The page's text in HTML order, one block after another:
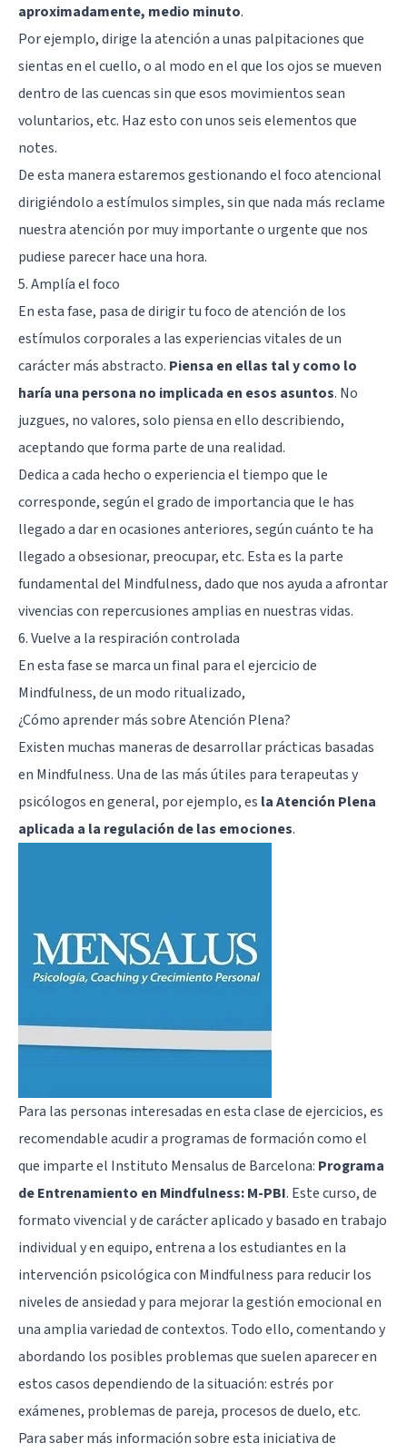
aproximadamente, medio minuto.
Por ejemplo, dirige la atención a unas palpitaciones que
sientas en el cuello, o al modo en el que los ojos se mueven
dentro de las cuencas sin que esos movimientos sean
voluntarios, etc. Haz esto con unos seis elementos que
notes.
De esta manera estaremos gestionando el foco atencional
dirigiéndolo a estímulos simples, sin que nada más reclame
nuestra atención por muy importante o urgente que nos
pudiese parecer hace una hora.
5. Amplía el foco
En esta fase, pasa de dirigir tu foco de atención de los
estímulos corporales a las experiencias vitales de un
carácter más abstracto. Piensa en ellas tal y como lo
haría una persona no implicada en esos asuntos. No
juzgues, no valores, solo piensa en ello describiendo,
aceptando que forma parte de una realidad.
Dedica a cada hecho o experiencia el tiempo que le
corresponde, según el grado de importancia que le has
llegado a dar en ocasiones anteriores, según cuánto te ha
llegado a obsesionar, preocupar, etc. Esta es la parte
fundamental del Mindfulness, dado que nos ayuda a afrontar
vivencias con repercusiones amplias en nuestras vidas.
6. Vuelve a la respiración controlada
En esta fase se marca un final para el ejercicio de
Mindfulness, de un modo ritualizado,
¿Cómo aprender más sobre Atención Plena?
Existen muchas maneras de desarrollar prácticas basadas
en Mindfulness. Una de las más útiles para terapeutas y
psicólogos en general, por ejemplo, es la Atención Plena
aplicada a la regulación de las emociones.
Para las personas interesadas en esta clase de ejercicios, es
recomendable acudir a programas de formación como el
que imparte el Instituto Mensalus de Barcelona: Programa
de Entrenamiento en Mindfulness: M-PBI. Este curso, de
formato vivencial y de carácter aplicado y basado en trabajo
individual y en equipo, entrena a los estudiantes en la
intervención psicológica con Mindfulness para reducir los
niveles de ansiedad y para mejorar la gestión emocional en
una amplia variedad de contextos. Todo ello, comentando y
abordando los posibles problemas que suelen aparecer en
estos casos dependiendo de la situación: estrés por
exámenes, problemas de pareja, procesos de duelo, etc.
Para saber más información sobre esta iniciativa de